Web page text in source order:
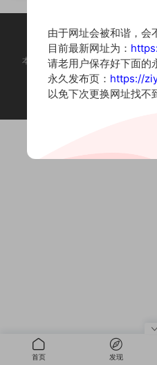
本站为摄影写真图片网站，内容来自
如有违法内
Copyright ©
首页 发现
由于网址会被和谐，会
目前最新网址为：
请老用户保存好下面的
永久发布页： https://
以免下次更换网址找不